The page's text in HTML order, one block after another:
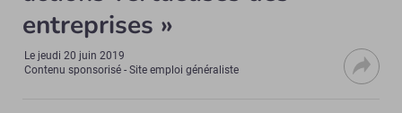
entreprises »
Le jeudi 20 juin 2019
Contenu sponsorisé - Site emploi généraliste